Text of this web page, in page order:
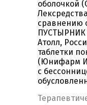
оболочкой
сравнению
ПУСТЫРНИК
Атолл,
таблетки
(Юнифарм
с